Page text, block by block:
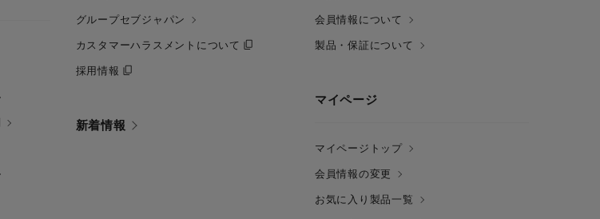
グループセブジャパン
カスタマーハラスメントについて
採用情報
新着情報
会員情報について
製品・保証について
マイページ
マイページトップ
会員情報の変更
お気に入り製品一覧